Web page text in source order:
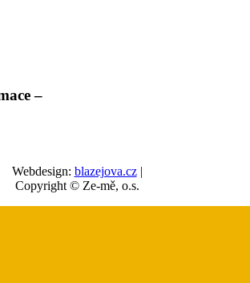
–
Webdesign: blazejova.cz|
Copyright © Ze-mě, o.s.